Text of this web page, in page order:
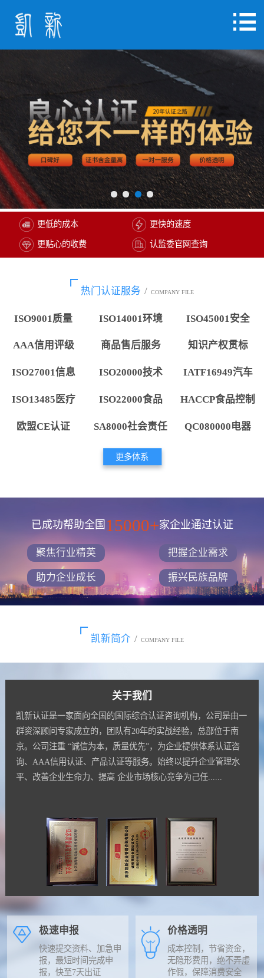
更低的成本 更快的速度
更贴心的收费 认监委官网查询
热门认证服务 / COMPANY FILE
ISO9001质量 ISO14001环境 ISO45001安全
AAA信用评级 商品售后服务 知识产权贯标
ISO27001信息 ISO20000技术 IATF16949汽车
ISO13485医疗 ISO22000食品 HACCP食品控制
欧盟CE认证 SA8000社会责任 QC080000电器
更多体系
已成功帮助全国 15000+家企业通过认证
聚焦行业精英 把握企业需求
助力企业成长 振兴民族品牌
凯新简介 / COMPANY FILE
关于我们
凯新认证是一家面向全国的国际综合认证咨询机构，公司是由一
群资深顾问专家成立的，团队有20年的实战经验，总部位于南
京。公司注重 “诚信为本，质量优先”，为企业提供体系认证咨
询、AAA信用认证、产品认证等服务。始终以提升企业管理水
平、改善企业生命力、提高 企业市场核心竞争为己任......
极速申报
快速提交资料、加急申
报，最短时间完成申
报，快至7天出证
价格透明
成本控制，节省资金，
无隐形费用，绝不弄虚
作假，保障消费安全